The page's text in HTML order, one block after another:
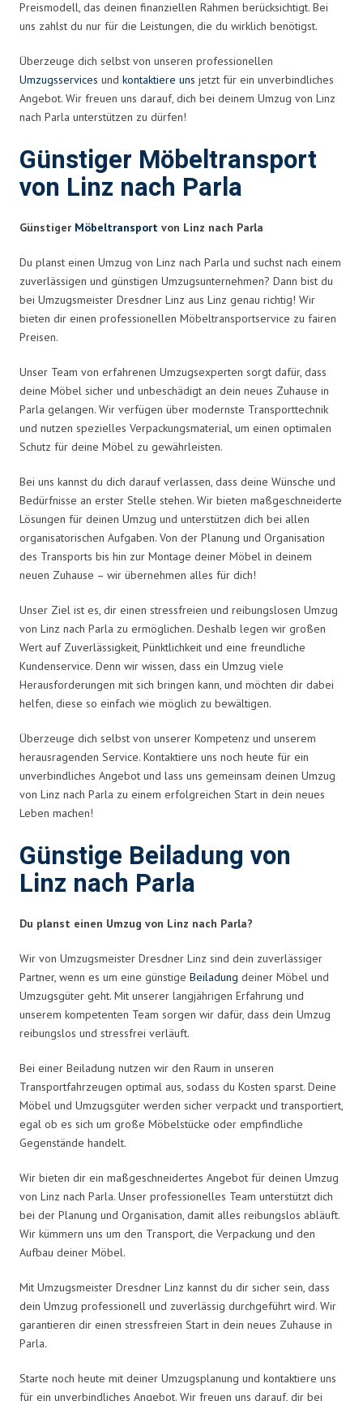
Preismodell, das deinen finanziellen Rahmen berücksichtigt. Bei
uns zahlst du nur für die Leistungen, die du wirklich benötigst.
Überzeuge dich selbst von unseren professionellen
Umzugsservices und kontaktiere uns jetzt für ein unverbindliches
Angebot. Wir freuen uns darauf, dich bei deinem Umzug von Linz
nach Parla unterstützen zu dürfen!
Günstiger Möbeltransport
von Linz nach Parla
Günstiger Möbeltransport von Linz nach Parla
Du planst einen Umzug von Linz nach Parla und suchst nach einem
zuverlässigen und günstigen Umzugsunternehmen? Dann bist du
bei Umzugsmeister Dresdner Linz aus Linz genau richtig! Wir
bieten dir einen professionellen Möbeltransportservice zu fairen
Preisen.
Unser Team von erfahrenen Umzugsexperten sorgt dafür, dass
deine Möbel sicher und unbeschädigt an dein neues Zuhause in
Parla gelangen. Wir verfügen über modernste Transporttechnik
und nutzen spezielles Verpackungsmaterial, um einen optimalen
Schutz für deine Möbel zu gewährleisten.
Bei uns kannst du dich darauf verlassen, dass deine Wünsche und
Bedürfnisse an erster Stelle stehen. Wir bieten maßgeschneiderte
Lösungen für deinen Umzug und unterstützen dich bei allen
organisatorischen Aufgaben. Von der Planung und Organisation
des Transports bis hin zur Montage deiner Möbel in deinem
neuen Zuhause – wir übernehmen alles für dich!
Unser Ziel ist es, dir einen stressfreien und reibungslosen Umzug
von Linz nach Parla zu ermöglichen. Deshalb legen wir großen
Wert auf Zuverlässigkeit, Pünktlichkeit und eine freundliche
Kundenservice. Denn wir wissen, dass ein Umzug viele
Herausforderungen mit sich bringen kann, und möchten dir dabei
helfen, diese so einfach wie möglich zu bewältigen.
Überzeuge dich selbst von unserer Kompetenz und unserem
herausragenden Service. Kontaktiere uns noch heute für ein
unverbindliches Angebot und lass uns gemeinsam deinen Umzug
von Linz nach Parla zu einem erfolgreichen Start in dein neues
Leben machen!
Günstige Beiladung von
Linz nach Parla
Du planst einen Umzug von Linz nach Parla?
Wir von Umzugsmeister Dresdner Linz sind dein zuverlässiger
Partner, wenn es um eine günstige Beiladung deiner Möbel und
Umzugsgüter geht. Mit unserer langjährigen Erfahrung und
unserem kompetenten Team sorgen wir dafür, dass dein Umzug
reibungslos und stressfrei verläuft.
Bei einer Beiladung nutzen wir den Raum in unseren
Transportfahrzeugen optimal aus, sodass du Kosten sparst. Deine
Möbel und Umzugsgüter werden sicher verpackt und transportiert,
egal ob es sich um große Möbelstücke oder empfindliche
Gegenstände handelt.
Wir bieten dir ein maßgeschneidertes Angebot für deinen Umzug
von Linz nach Parla. Unser professionelles Team unterstützt dich
bei der Planung und Organisation, damit alles reibungslos abläuft.
Wir kümmern uns um den Transport, die Verpackung und den
Aufbau deiner Möbel.
Mit Umzugsmeister Dresdner Linz kannst du dir sicher sein, dass
dein Umzug professionell und zuverlässig durchgeführt wird. Wir
garantieren dir einen stressfreien Start in dein neues Zuhause in
Parla.
Starte noch heute mit deiner Umzugsplanung und kontaktiere uns
für ein unverbindliches Angebot. Wir freuen uns darauf, dir bei